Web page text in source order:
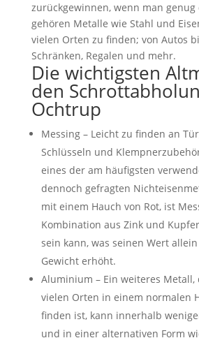
zurückgewinnen, wenn man genug
gehören Metalle wie Stahl und
vielen Orten zu finden; von Autos
Schränken, Regalen und mehr.
Die wichtigsten
den
Ochtrup
Messing – Leicht zu finden an
Schlüsseln und
eines der am häufigsten
dennoch gefragten
mit einem Hauch von Rot, ist
Kombination aus Zink und
sein kann, was seinen Wert
Gewicht erhöht.
Aluminium – Ein weiteres Metall,
vielen Orten in einem normalen
finden ist, kann innerhalb
und in einer alternativen Form